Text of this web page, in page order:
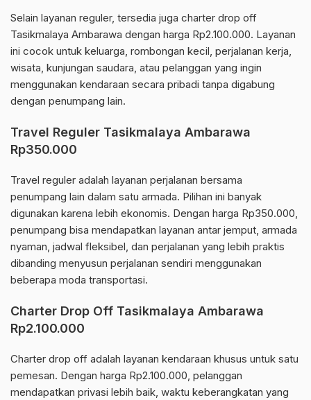
Selain layanan reguler, tersedia juga charter drop off
Tasikmalaya Ambarawa dengan harga Rp2.100.000. Layanan
ini cocok untuk keluarga, rombongan kecil, perjalanan kerja,
wisata, kunjungan saudara, atau pelanggan yang ingin
menggunakan kendaraan secara pribadi tanpa digabung
dengan penumpang lain.
Travel Reguler Tasikmalaya Ambarawa
Rp350.000
Travel reguler adalah layanan perjalanan bersama
penumpang lain dalam satu armada. Pilihan ini banyak
digunakan karena lebih ekonomis. Dengan harga Rp350.000,
penumpang bisa mendapatkan layanan antar jemput, armada
nyaman, jadwal fleksibel, dan perjalanan yang lebih praktis
dibanding menyusun perjalanan sendiri menggunakan
beberapa moda transportasi.
Charter Drop Off Tasikmalaya Ambarawa
Rp2.100.000
Charter drop off adalah layanan kendaraan khusus untuk satu
pemesan. Dengan harga Rp2.100.000, pelanggan
mendapatkan privasi lebih baik, waktu keberangkatan yang